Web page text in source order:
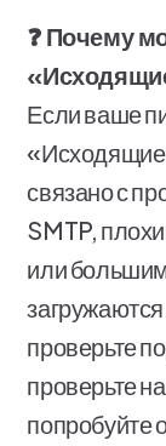
❓ Почему
Если ваше
связано с
SMTP,
или
проверьте
проверьте
попробуйте